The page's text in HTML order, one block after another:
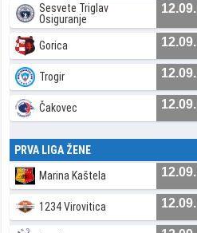
Sesvete Triglav
Osiguranje
12.09.
Gorica 12.09.
Trogir 12.09.
Čakovec 12.09.
PRVA LIGA ŽENE
Marina Kaštela 12.09.
1234 Virovitica 12.09.